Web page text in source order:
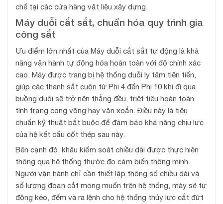
chế tại các cửa hàng vật liệu xây dựng.
Máy duỗi cắt sắt, chuẩn hóa quy trình gia
công sắt
Ưu điểm lớn nhất của Máy duỗi cắt sắt tự động là khả
năng vận hành tự động hóa hoàn toàn với độ chính xác
cao. Máy được trang bị hệ thống duỗi ly tâm tiên tiến,
giúp các thanh sắt cuộn từ Phi 4 đến Phi 10 khi đi qua
buồng duỗi sẽ trở nên thẳng đều, triệt tiêu hoàn toàn
tình trạng cong võng hay vặn xoắn. Điều này là tiêu
chuẩn kỹ thuật bắt buộc để đảm bảo khả năng chịu lực
của hệ kết cấu cốt thép sau này.
Bên cạnh đó, khâu kiểm soát chiều dài được thực hiện
thông qua hệ thống thước đo cảm biến thông minh.
Người vận hành chỉ cần thiết lập thông số chiều dài và
số lượng đoạn cắt mong muốn trên hệ thống, máy sẽ tự
động kéo, đếm và ra lệnh cho hệ thống thủy lực cắt đứt